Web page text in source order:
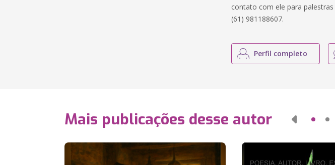
contato com ele para
(61) 981188607.
Perfil completo
Mais publicações desse autor